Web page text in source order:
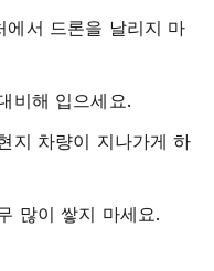
에서 드론을 날리지 마
비해 입으세요.
지 차량이 지나가게 하
많이 쌓지 마세요.